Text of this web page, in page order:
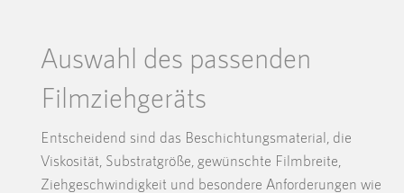
Auswahl des passenden
Filmziehgeräts
Entscheidend sind das Beschichtungsmaterial, die
Viskosität, Substratgröße, gewünschte Filmbreite,
Ziehgeschwindigkeit und besondere Anforderungen wie